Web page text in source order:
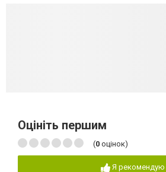
Оцініть першим
(0 оцінок)
Я рекомендую